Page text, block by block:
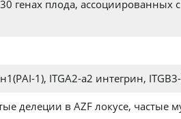
генах плода, ассоциированных
1), ITGA2-a2 интегрин,
делеции в AZF локусе, частые